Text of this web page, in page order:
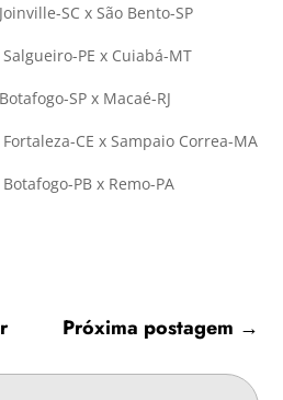
SC x São Bento-SP
PE x Cuiabá-MT
SP x Macaé-RJ
CE x Sampaio Correa-MA
PB x Remo-PA
Próxima postagem →